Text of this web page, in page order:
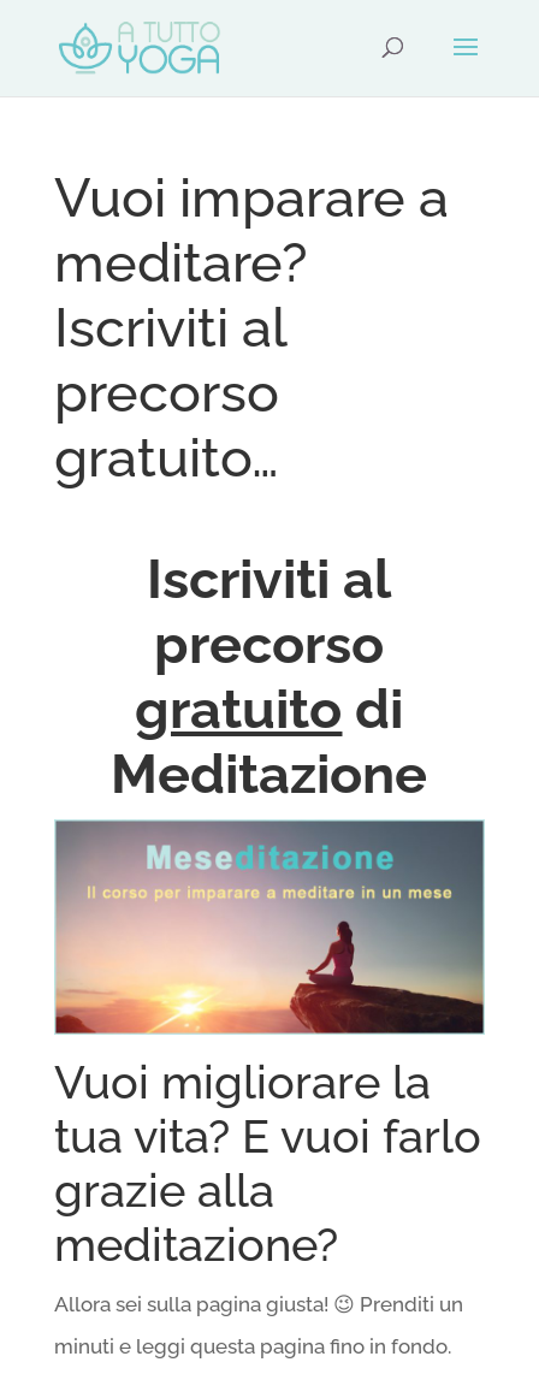
Vuoi imparare a
meditare?
Iscriviti al
precorso
gratuito…
Iscriviti al
precorso
gratuito di
Meditazione
Vuoi migliorare la
tua vita? E vuoi farlo
grazie alla
meditazione?
Allora sei sulla pagina giusta! 😉 Prenditi un
minuti e leggi questa pagina fino in fondo.